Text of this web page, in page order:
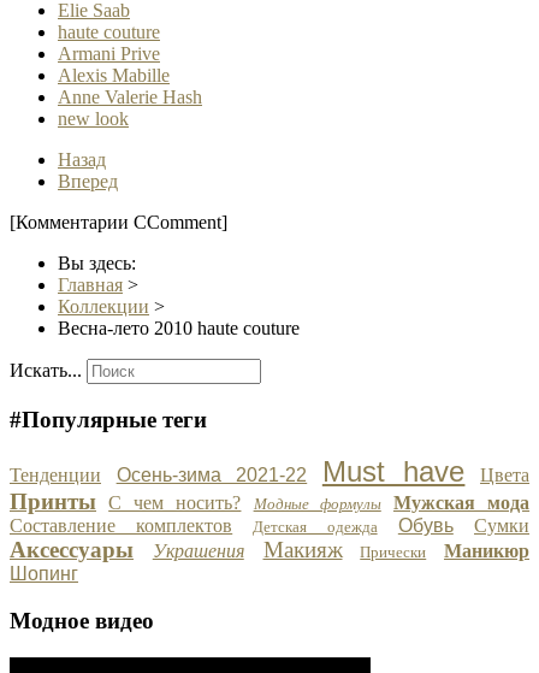
Elie Saab
haute couture
Armani Prive
Alexis Mabille
Anne Valerie Hash
new look
Назад
Вперед
[Комментарии CComment]
Вы здесь:
Главная >
Коллекции >
Весна-лето 2010 haute couture
Искать...
#Популярные теги
Тенденции Осень-зима 2021-22 Must have Цвета
Принты С чем носить? Модные формулы
Мужская мода
Составление комплектов
Детская одежда Обувь Сумки
Аксессуары Украшения Макияж Прически
Маникюр
Шопинг
Модное видео